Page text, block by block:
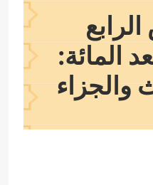
المائة:
والجزاء